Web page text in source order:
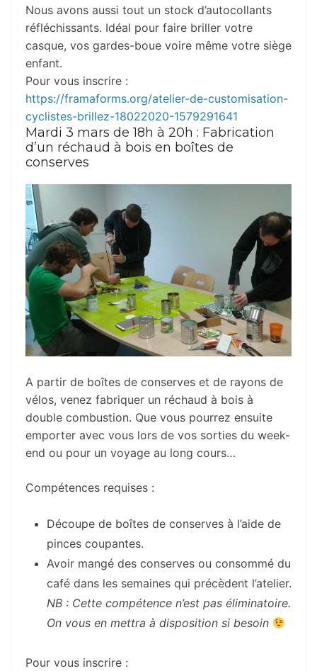
Nous avons aussi tout un stock d’autocollants
réfléchissants. Idéal pour faire briller votre
casque, vos gardes-boue voire même votre siège
enfant.
Pour vous inscrire :
https://framaforms.org/atelier-de-customisation-
cyclistes-brillez-18022020-1579291641
Mardi 3 mars de 18h à 20h : Fabrication
d’un réchaud à bois en boîtes de
conserves
A partir de boîtes de conserves et de rayons de
vélos, venez fabriquer un réchaud à bois à
double combustion. Que vous pourrez ensuite
emporter avec vous lors de vos sorties du week-
end ou pour un voyage au long cours…
Compétences requises :
Découpe de boîtes de conserves à l’aide de
pinces coupantes.
Avoir mangé des conserves ou consommé du
café dans les semaines qui précèdent l’atelier.
NB : Cette compétence n’est pas éliminatoire.
On vous en mettra à disposition si besoin
Pour vous inscrire :